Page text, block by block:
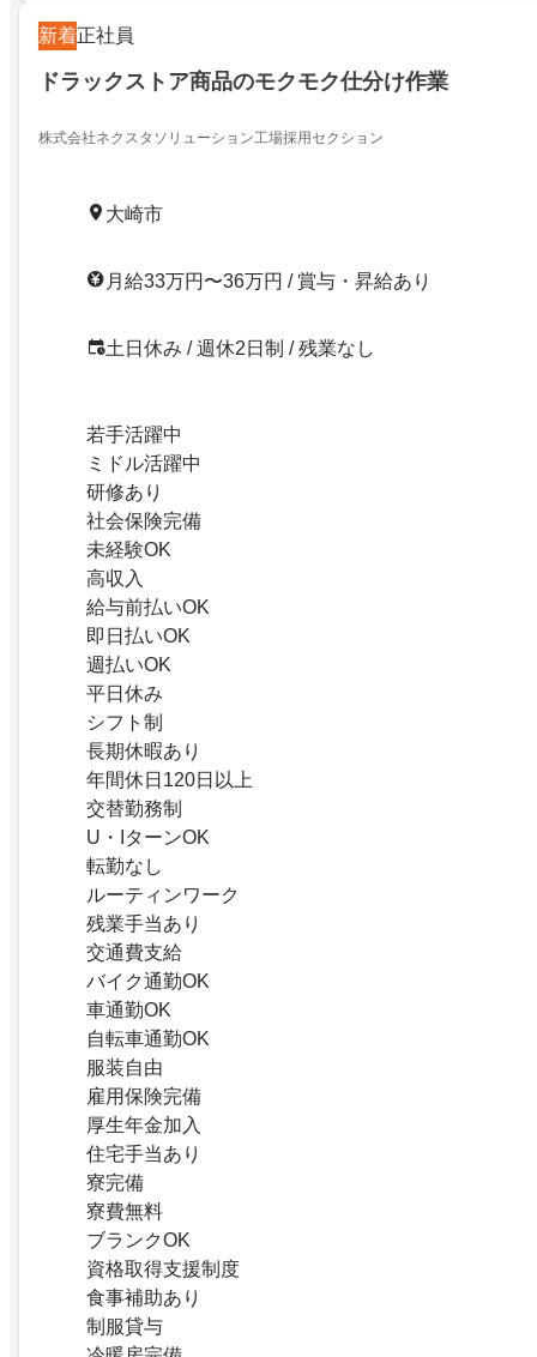
新着正社員
ドラックストア商品のモクモク仕分け作業
株式会社ネクスタソリューション工場採用セクション
大崎市
月給33万円〜36万円 / 賞与・昇給あり
土日休み / 週休2日制 / 残業なし
若手活躍中
ミドル活躍中
研修あり
社会保険完備
未経験OK
高収入
給与前払いOK
即日払いOK
週払いOK
平日休み
シフト制
長期休暇あり
年間休日120日以上
交替勤務制
U・IターンOK
転勤なし
ルーティンワーク
残業手当あり
交通費支給
バイク通勤OK
車通勤OK
自転車通勤OK
服装自由
雇用保険完備
厚生年金加入
住宅手当あり
寮完備
寮費無料
ブランクOK
資格取得支援制度
食事補助あり
制服貸与